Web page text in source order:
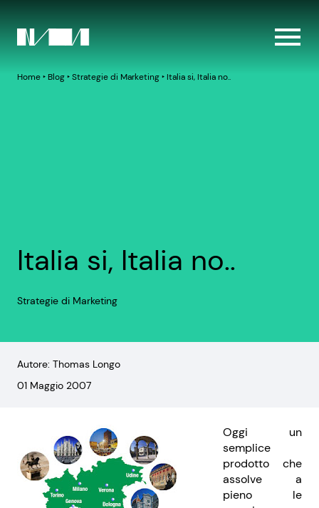
Home‣ Blog‣Strategie di Marketing‣ Italia si, Italia no..
Italia si, Italia no..
Strategie di Marketing
Autore: Thomas Longo
01 Maggio 2007
Oggi un
semplice
prodotto che
assolve a
pieno le